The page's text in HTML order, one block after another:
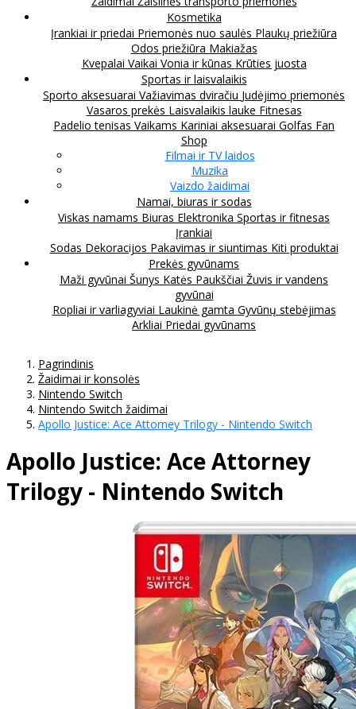
Kosmetika
Įrankiai ir priedai Priemonės nuo saulės Plaukų priežiūra
Odos priežiūra Makiažas
Kvepalai Vaikai Vonia ir kūnas Krūties juosta
Sportas ir laisvalaikis
Sporto aksesuarai Važiavimas dviračiu Judėjimo priemonės
Vasaros prekės Laisvalaikis lauke Fitnesas
Padelio tenisas Vaikams Kariniai aksesuarai Golfas Fan
Shop
Filmai ir TV laidos
Muzika
Vaizdo žaidimai
Namai, biuras ir sodas
Viskas namams Biuras Elektronika Sportas ir fitnesas
Įrankiai
Sodas Dekoracijos Pakavimas ir siuntimas Kiti produktai
Prekės gyvūnams
Maži gyvūnai Šunys Katės Paukščiai Žuvis ir vandens
gyvūnai
Ropliai ir varliagyviai Laukinė gamta Gyvūnų stebėjimas
Arkliai Priedai gyvūnams
Pagrindinis
Žaidimai ir konsolės
Nintendo Switch
Nintendo Switch žaidimai
Apollo Justice: Ace Attorney Trilogy - Nintendo Switch
Apollo Justice: Ace Attorney
Trilogy - Nintendo Switch